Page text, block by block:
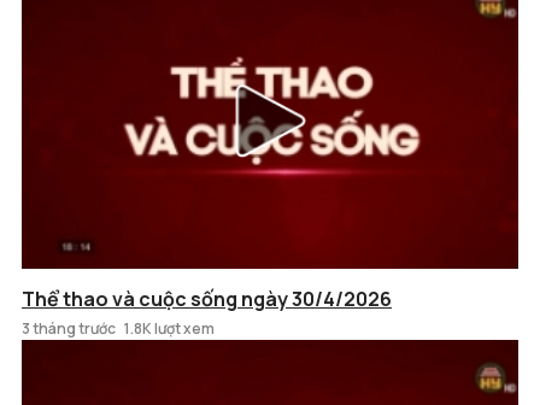
Thể thao và cuộc sống ngày 30/4/2026
3 tháng trước 1.8K lượt xem